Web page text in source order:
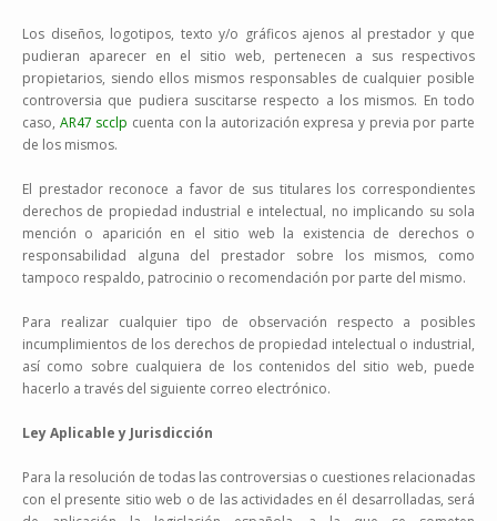
Los diseños, logotipos, texto y/o gráficos ajenos al prestador y que
pudieran aparecer en el sitio web, pertenecen a sus respectivos
propietarios, siendo ellos mismos responsables de cualquier posible
controversia que pudiera suscitarse respecto a los mismos. En todo
caso, AR47 scclp cuenta con la autorización expresa y previa por parte
de los mismos.
El prestador reconoce a favor de sus titulares los correspondientes
derechos de propiedad industrial e intelectual, no implicando su sola
mención o aparición en el sitio web la existencia de derechos o
responsabilidad alguna del prestador sobre los mismos, como
tampoco respaldo, patrocinio o recomendación por parte del mismo.
Para realizar cualquier tipo de observación respecto a posibles
incumplimientos de los derechos de propiedad intelectual o industrial,
así como sobre cualquiera de los contenidos del sitio web, puede
hacerlo a través del siguiente correo electrónico.
Ley Aplicable y Jurisdicción
Para la resolución de todas las controversias o cuestiones relacionadas
con el presente sitio web o de las actividades en él desarrolladas, será